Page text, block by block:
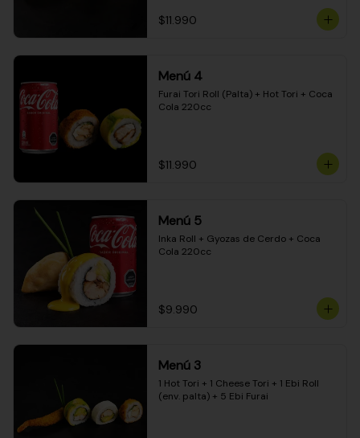
$11.990
Menú 4
Furai Tori Roll (Palta) + Hot Tori + Coca
Cola 220cc
$11.990
Menú 5
Inka Roll + Gyozas de Cerdo + Coca
Cola 220cc
$9.990
Menú 3
1 Hot Tori + 1 Cheese Tori + 1 Ebi Roll
(env. palta) + 5 Ebi Furai